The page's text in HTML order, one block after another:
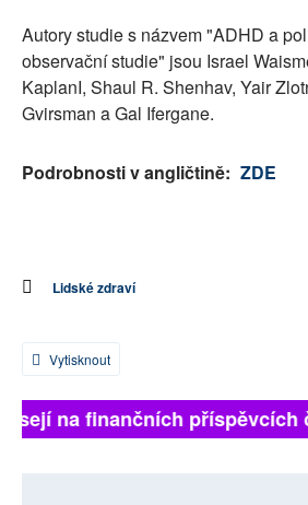
Autory studie s názvem "ADHD a
observační studie" jsou Israel
KaplanI, Shaul R. Shenhav, Yair
Gvirsman a Gal Ifergane.
Podrobnosti v angličtině: ZDE
Lidské zdraví
Vytisknout
na finančních příspěvcích